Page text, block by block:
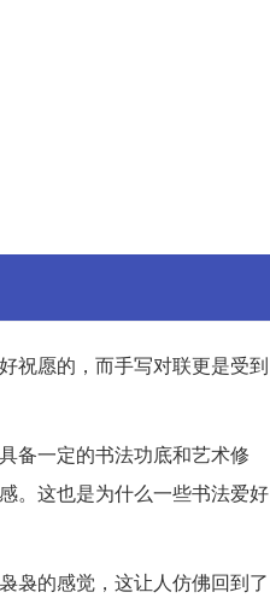
祝愿的，而手写对联更是受到
备一定的书法功底和艺术修
。这也是为什么一些书法爱好
袅的感觉，这让人仿佛回到了